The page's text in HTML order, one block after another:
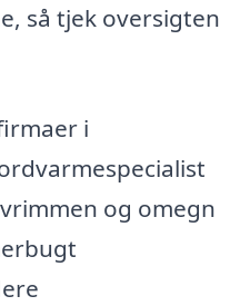
så tjek oversigten
i
og omegn